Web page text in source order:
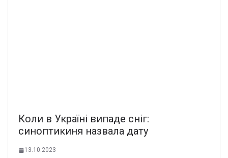
Коли в Україні випаде сніг:
синоптикиня назвала дату
13.10.2023